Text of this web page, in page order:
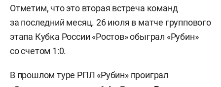
Отметим, что это вторая встреча команд
за последний месяц. 26 июля в матче группового
этапа Кубка России «Ростов» обыграл «Рубин»
со счетом 1:0.
В прошлом туре РПЛ «Рубин» проиграл